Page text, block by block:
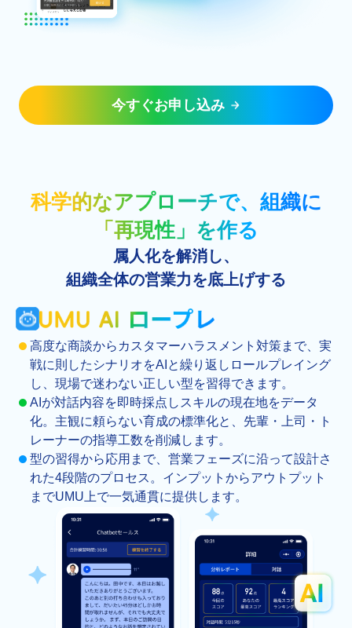
今すぐお申し込み
科学的なアプローチで、組織に
「再現性」を作る
属人化を解消し、
組織全体の営業力を底上げする
高度な商談からカスタマーハラスメント対策まで、実
戦に則したシナリオをAIと繰り返しロールプレイング
し、現場で迷わない正しい型を習得できます。
AIが対話内容を即時採点しスキルの現在地をデータ
化。主観に頼らない育成の標準化と、先輩・上司・ト
レーナーの指導工数を削減します。
型の習得から応用まで、営業フェーズに沿って設計さ
れた4段階のプロセス。インプットからアウトプット
までUMU上で一気通貫に提供します。